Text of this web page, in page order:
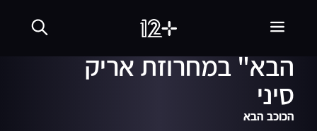
פרק 23
חברי נבחרת "הכוכב
הבא" במחרוזת אריק
סיני
הכוכב הבא